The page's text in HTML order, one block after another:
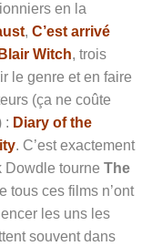
en la
, C’est arrivé
Witch, trois
le genre et en faire
(ça ne coûte
: Diary of the
. C’est exactement
Dowdle tourne The
tous ces films n’ont
les uns les
souvent dans